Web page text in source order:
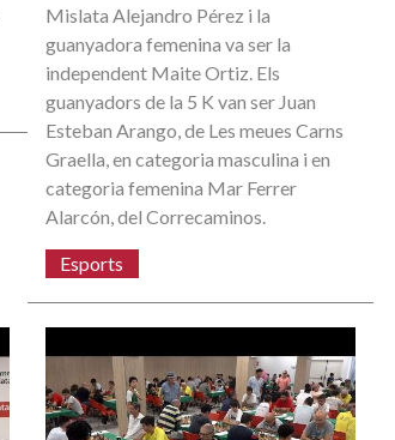
Mislata Alejandro Pérez i la
guanyadora femenina va ser la
independent Maite Ortiz. Els
guanyadors de la 5 K van ser Juan
Esteban Arango, de Les meues Carns
Graella, en categoria masculina i en
categoria femenina Mar Ferrer
Alarcón, del Correcaminos.
Esports